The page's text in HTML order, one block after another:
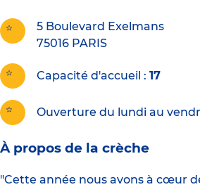
5 Boulevard Exelmans
75016 PARIS
Capacité d'accueil 17
Ouverture du lundi au
À propos de la crèche
"Cette année nous avons à cœur